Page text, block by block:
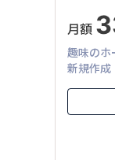
月額
趣味のホ
新規作成